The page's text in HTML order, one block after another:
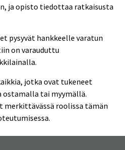
ja opisto tiedottaa ratkaisusta
pysyvät hankkeelle varatun
on varauduttu
jotka ovat tukeneet
ostamalla tai myymällä.
merkittävässä roolissa tämän